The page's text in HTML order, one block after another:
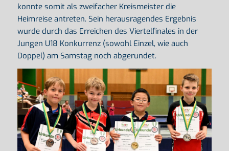
konnte somit als zweifacher Kreismeister die
Heimreise antreten. Sein herausragendes Ergebnis
wurde durch das Erreichen des Viertelfinales in der
Jungen U18 Konkurrenz (sowohl Einzel, wie auch
Doppel) am Samstag noch abgerundet.